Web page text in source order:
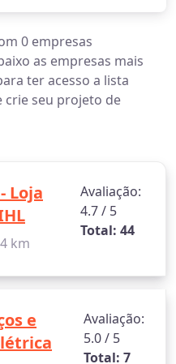
0 empresas
as empresas mais
ter acesso a lista
crie seu projeto de
Loja
km
Avaliação:
4.7 / 5
Total: 44
e
Avaliação:
5.0 / 5
Total: 7